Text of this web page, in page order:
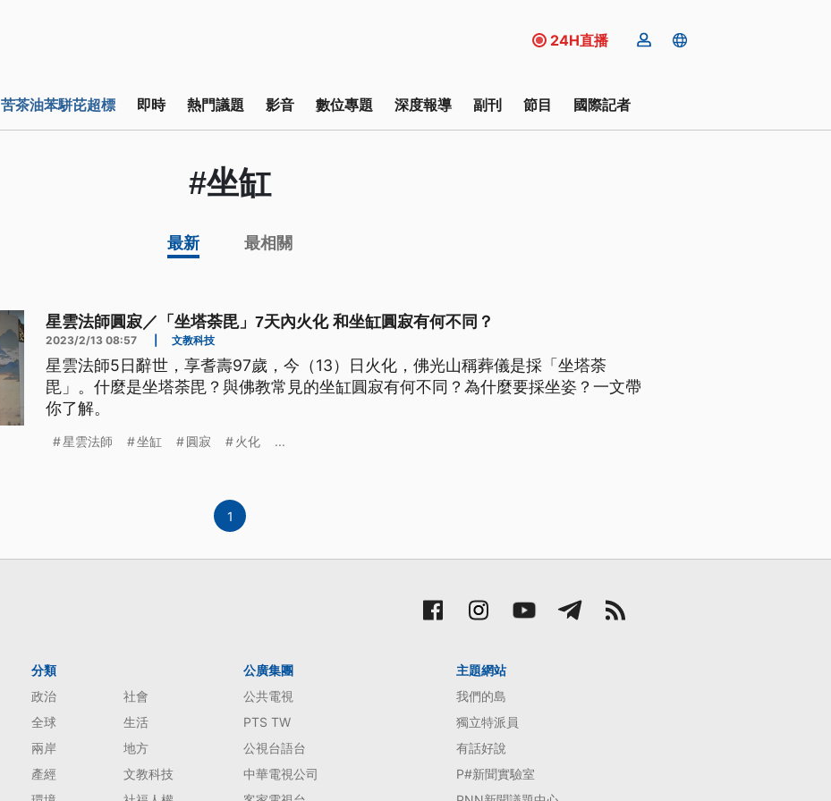
24H直播
苦茶油苯駢芘超標 即時 熱門議題 影音 數位專題 深度報導 副刊 節目 國際記者
#坐缸
最新 最相關
星雲法師圓寂／「坐塔荼毘」7天內火化 和坐缸圓寂有何不同？
2023/2/13 08:57 文教科技
星雲法師5日辭世，享耆壽97歲，今（13）日火化，佛光山稱葬儀是採「坐塔荼
毘」。什麼是坐塔荼毘？與佛教常見的坐缸圓寂有何不同？為什麼要採坐姿？一文帶
你了解。
星雲法師 坐缸 圓寂 火化 ...
1
分類
政治
社會
全球
生活
兩岸
地方
產經
文教科技
公廣集團
公共電視
PTS TW
公視台語台
中華電視公司
主題網站
我們的島
獨立特派員
有話好說
P#新聞實驗室